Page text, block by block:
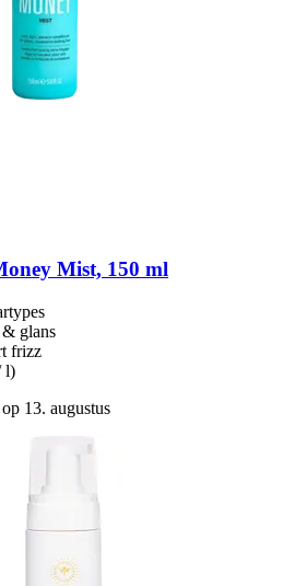
Mist, 150 ml
glans
frizz
l)
13. augustus